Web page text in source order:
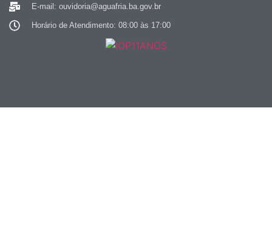
E-mail: ouvidoria@aguafria.ba.gov.br
Horário de Atendimento: 08:00 às 17:00